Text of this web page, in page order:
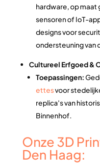
hardware, op maat
sensoren of IoT-
designs voor
ondersteuning van
Cultureel Erfgoed &
Toepassingen:
ettesvoor
replica's van
Binnenhof.
Onze 3D
Den Haag: